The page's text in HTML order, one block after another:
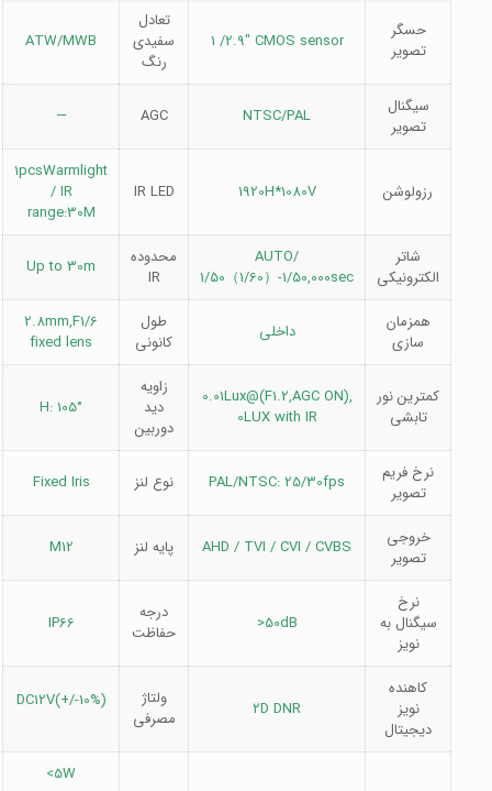
حسگر
تصویر
1 /2.9″ CMOS sensor
تعادل
سفیدی
رنگ
ATW/MWB
سیگنال
تصویر
NTSC/PAL
AGC
—
رزولوشن 1920H*1080V
IR LED
1pcsWarmlight
/ IR
range:30M
شاتر
الکترونیکی
AUTO/
1/50（1/60）-1/50,000sec
محدوده
IR
Up to 30m
همزمان
سازی
داخلی
طول
کانونی
2.8mm,F1/6
fixed lens
کمترین نور
تابشی
0.01Lux@(F1.2,AGC ON),
0LUX with IR
زاویه
دید
دوربین
H: 105°
نرخ فریم
تصویر
PAL/NTSC: 25/30fps نوع لنز Fixed Iris
خروجی
تصویر
AHD / TVI / CVI / CVBS پایه لنز M12
نرخ
سیگنال به
نویز
>50dB
درجه
حفاظت
IP66
کاهنده
نویز
دیجیتال
2D DNR
ولتاژ
مصرفی
DC12V(+/-10%)
5W>